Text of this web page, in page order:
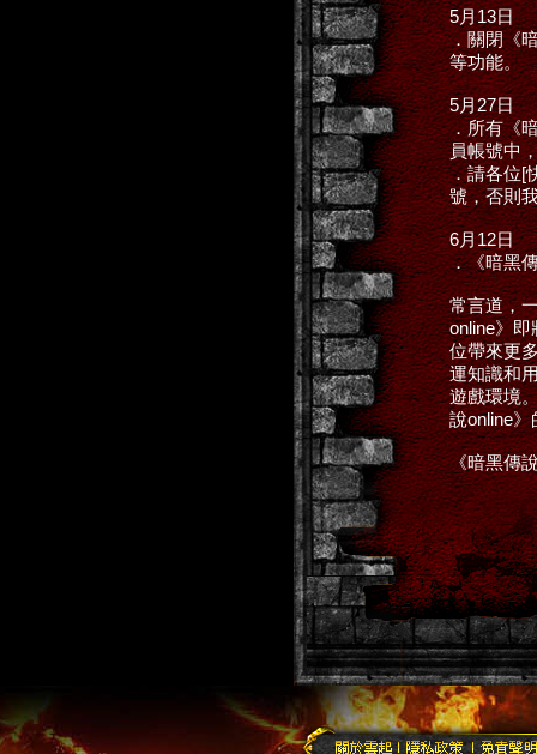
5月13日
．關閉《
等功能。
5月27日
．所有《
員帳號中
．請各位[
號，否則
6月12日
．《暗黑
常言道，
online》
位帶來更
運知識和
遊戲環境
說online
《暗黑傳